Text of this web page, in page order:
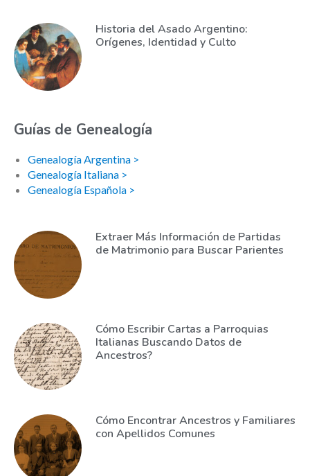
Historia del Asado Argentino:
Orígenes, Identidad y Culto
Guías de Genealogía
Genealogía Argentina >
Genealogía Italiana >
Genealogía Española >
Extraer Más Información de Partidas
de Matrimonio para Buscar Parientes
Cómo Escribir Cartas a Parroquias
Italianas Buscando Datos de
Ancestros?
Cómo Encontrar Ancestros y Familiares
con Apellidos Comunes